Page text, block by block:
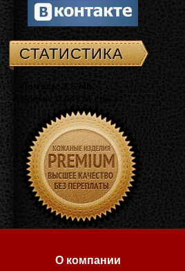
СТАТИСТИКА
Память: 3.5 Mb
Время: 0.04734 сек.
О компании